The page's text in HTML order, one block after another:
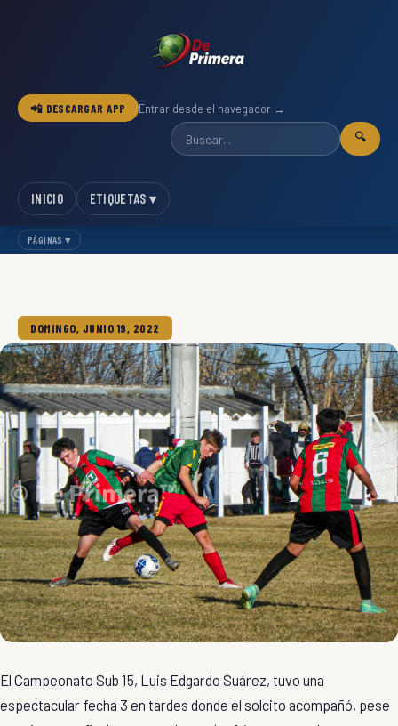
📲 DESCARGAR APP Entrar desde el navegador →
🔍
INICIO ETIQUETAS ▾
PÁGINAS ▾
DOMINGO, JUNIO 19, 2022
El Campeonato Sub 15, Luis Edgardo Suárez, tuvo una
espectacular fecha 3 en tardes donde el solcito acompañó, pese